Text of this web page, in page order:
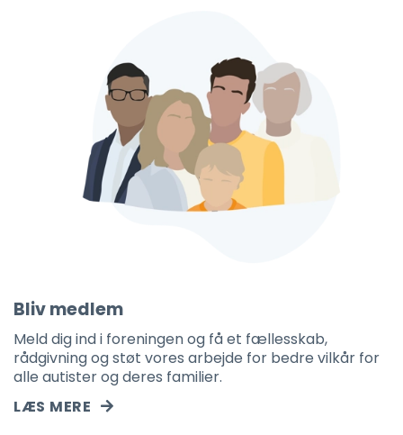
Bliv medlem
Meld dig ind i foreningen og få et fællesskab,
rådgivning og støt vores arbejde for bedre vilkår for
alle autister og deres familier.
LÆS MERE